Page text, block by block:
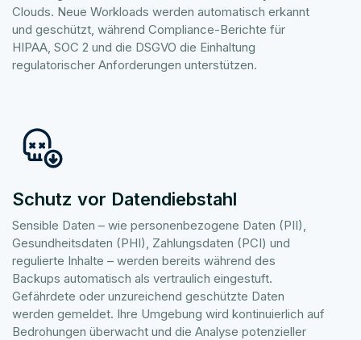
Clouds. Neue Workloads werden automatisch erkannt
und geschützt, während Compliance-Berichte für
HIPAA, SOC 2 und die DSGVO die Einhaltung
regulatorischer Anforderungen unterstützen.
Schutz vor Datendiebstahl
Sensible Daten – wie personenbezogene Daten (PII),
Gesundheitsdaten (PHI), Zahlungsdaten (PCI) und
regulierte Inhalte – werden bereits während des
Backups automatisch als vertraulich eingestuft.
Gefährdete oder unzureichend geschützte Daten
werden gemeldet. Ihre Umgebung wird kontinuierlich auf
Bedrohungen überwacht und die Analyse potenzieller